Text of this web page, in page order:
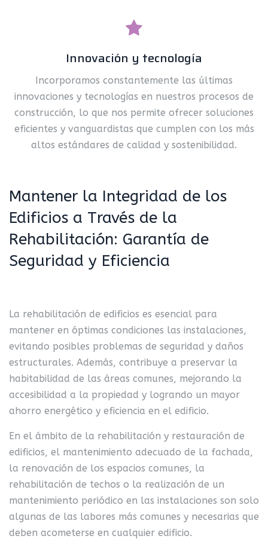
Innovación y tecnología
Incorporamos constantemente las últimas
innovaciones y tecnologías en nuestros procesos de
construcción, lo que nos permite ofrecer soluciones
eficientes y vanguardistas que cumplen con los más
altos estándares de calidad y sostenibilidad.
Mantener la Integridad de los
Edificios a Través de la
Rehabilitación: Garantía de
Seguridad y Eficiencia
La rehabilitación de edificios es esencial para
mantener en óptimas condiciones las instalaciones,
evitando posibles problemas de seguridad y daños
estructurales. Además, contribuye a preservar la
habitabilidad de las áreas comunes, mejorando la
accesibilidad a la propiedad y logrando un mayor
ahorro energético y eficiencia en el edificio.
En el ámbito de la rehabilitación y restauración de
edificios, el mantenimiento adecuado de la fachada,
la renovación de los espacios comunes, la
rehabilitación de techos o la realización de un
mantenimiento periódico en las instalaciones son solo
algunas de las labores más comunes y necesarias que
deben acometerse en cualquier edificio.